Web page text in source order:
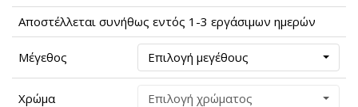
Αποστέλλεται συνήθως εντός 1-3 εργάσιμων ημερών
Μέγεθος Επιλογή μεγέθους
Χρώμα Επιλογή χρώματος